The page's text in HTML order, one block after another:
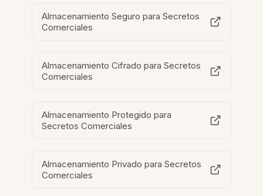
Almacenamiento Seguro para Secretos
Comerciales
Almacenamiento Cifrado para Secretos
Comerciales
Almacenamiento Protegido para
Secretos Comerciales
Almacenamiento Privado para Secretos
Comerciales